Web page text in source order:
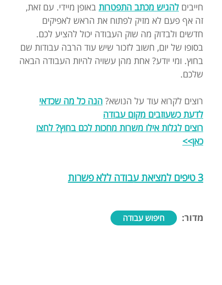
חייבים להגיש מכתב התפטרות באופן מיידי. עם זאת,
זה אף פעם לא מזיק לפתוח את הראש לאפיקים
חדשים ולבדוק מה שוק העבודה יכול להציע לכם.
בסופו של יום, חשוב לזכור שיש עוד הרבה עבודות שם
בחוץ. ומי יודע? אחת מהן עשויה להיות העבודה הבאה
שלכם.
רוצים לקרוא עוד על הנושא? הנה כל מה שכדאי
לדעת כשעוזבים מקום עבודה
רוצים לגלות אילו משרות מחכות לכם בחוץ? לחצו
כאן>>
3 טיפים למציאת עבודה ללא פשרות
מדור: חיפוש עבודה